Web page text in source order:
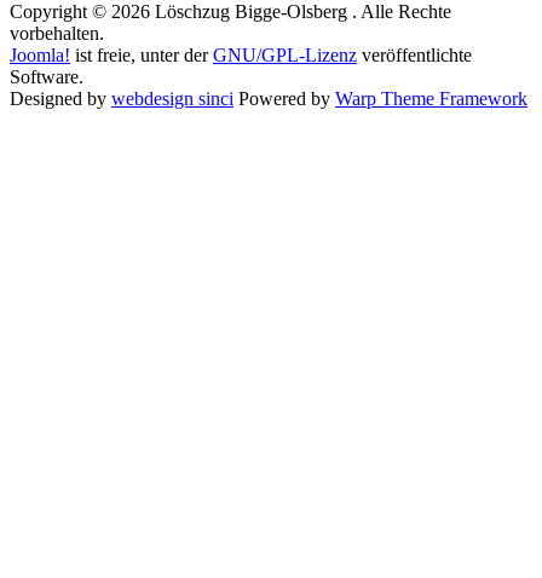
Copyright © 2026 Löschzug Bigge-Olsberg . Alle Rechte
vorbehalten.
Joomla! ist freie, unter derGNU/GPL-Lizenz veröffentlichte
Software.
Designed by webdesign sinci Powered by Warp Theme Framework